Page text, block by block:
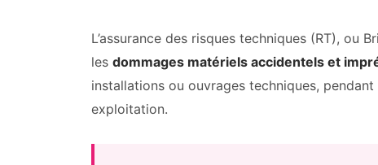
L’assurance des risques techniques (RT), ou
les dommages matériels accidentels et
installations ou ouvrages techniques,
exploitation.